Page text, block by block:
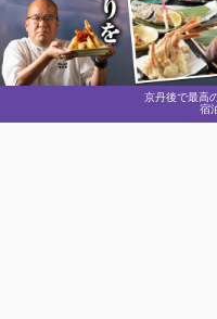
京丹後で最高
宿